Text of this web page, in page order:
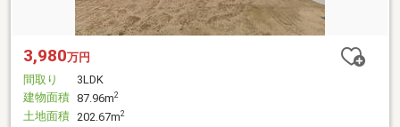
3,980万円
間取り
3LDK
建物面積 87.96m2
土地面積 202.67m2